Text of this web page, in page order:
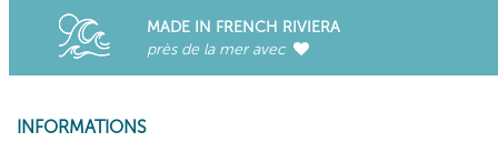
MADE IN FRENCH RIVIERA
près de la mer avec
INFORMATIONS